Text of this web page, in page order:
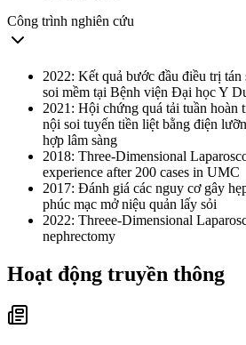
Công trình nghiên cứu
2022: Kết quả bước đầu điều trị
soi mềm tại Bệnh viện Đại học Y
2021: Hội chứng quá tải tuần hoàn
nội soi tuyến tiền liệt bằng điện
hợp lâm sàng
2018: Three-Dimensional
experience after 200 cases in UMC
2017: Đánh giá các nguy cơ gây
phúc mạc mở niệu quản lấy sỏi
2022: Threee-Dimensional
nephrectomy
Hoạt động truyền thông